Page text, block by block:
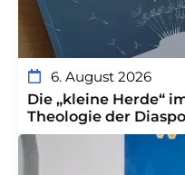
6. August 2026
Die „kleine Herde“
Theologie der